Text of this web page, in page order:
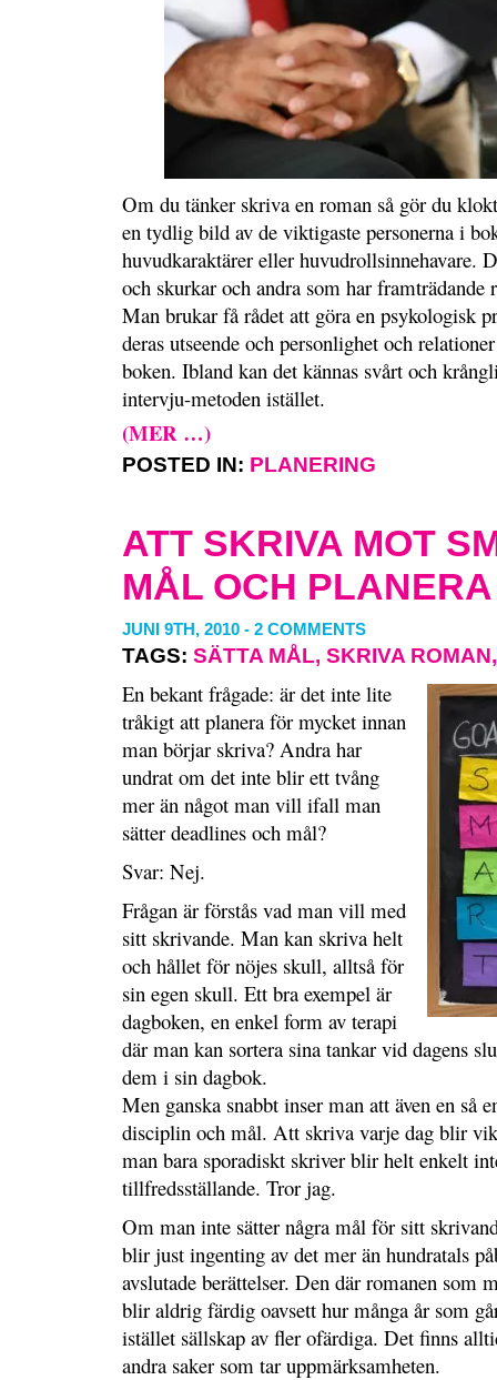
Om du tänker skriva en roman så gör du
en tydlig bild av de viktigaste personerna i
huvudkaraktärer eller huvudrollsinnehavare.
och skurkar och andra som har framträdande
Man brukar få rådet att göra en psykologisk
deras utseende och personlighet och
boken. Ibland kan det kännas svårt och
intervju-metoden istället.
(MER …)
POSTED IN: PLANERING
ATT SKRIVA MOT
MÅL OCH
JUNI 9TH, 2010 - 2 COMMENTS
TAGS: SÄTTA MÅL, SKRIVA ROMAN
En bekant frågade: är det inte lite
tråkigt att planera för mycket innan
man börjar skriva? Andra har
undrat om det inte blir ett tvång
mer än något man vill ifall man
sätter deadlines och mål?
Svar: Nej.
Frågan är förstås vad man vill med
sitt skrivande. Man kan skriva helt
och hållet för nöjes skull, alltså för
sin egen skull. Ett bra exempel är
dagboken, en enkel form av terapi
där man kan sortera sina tankar vid dagens
dem i sin dagbok.
Men ganska snabbt inser man att även en så
disciplin och mål. Att skriva varje dag blir
man bara sporadiskt skriver blir helt enkelt
tillfredsställande. Tror jag.
Om man inte sätter några mål för sitt
blir just ingenting av det mer än hundratals
avslutade berättelser. Den där romanen som
blir aldrig färdig oavsett hur många år som
istället sällskap av fler ofärdiga. Det finns
andra saker som tar uppmärksamheten.